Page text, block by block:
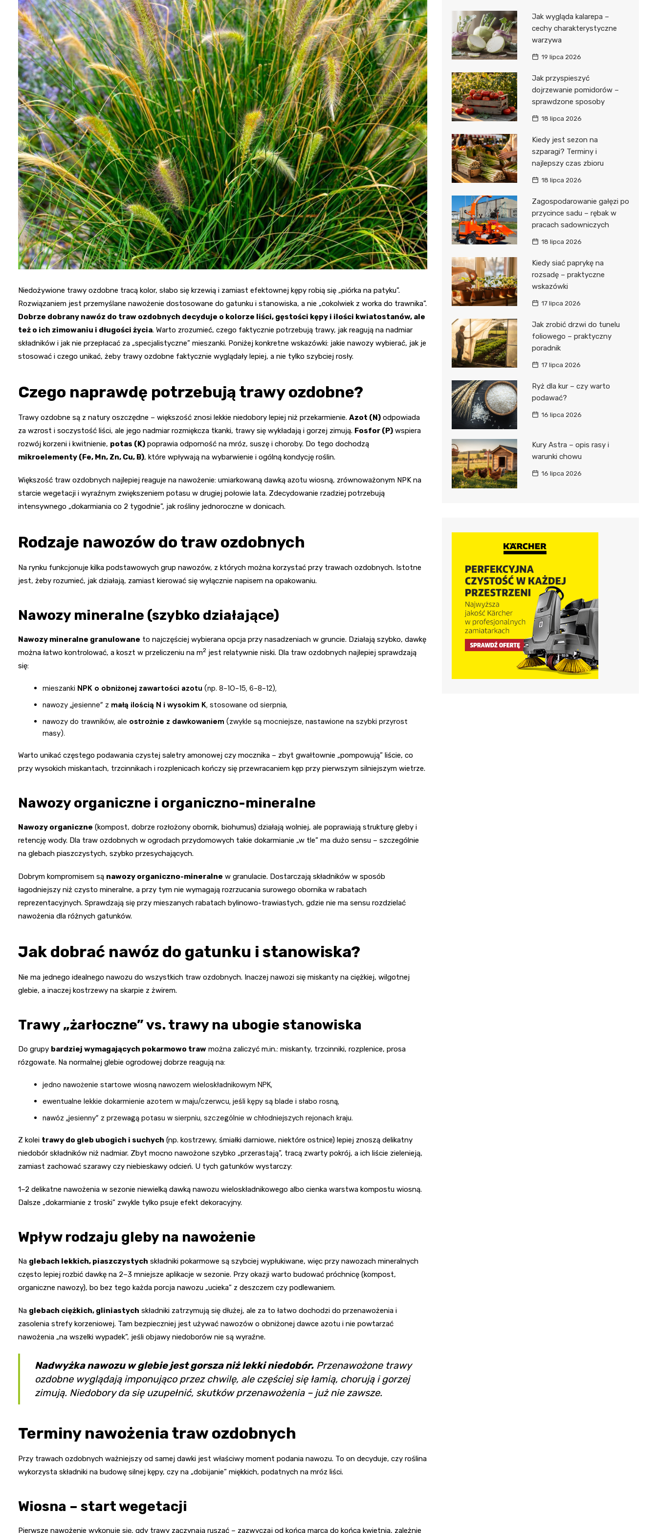
Niedożywione trawy ozdobne tracą kolor, słabo się krzewią i zamiast efektownej kępy robią się „piórka na patyku”.
Rozwiązaniem jest przemyślane nawożenie dostosowane do gatunku i stanowiska, a nie „cokolwiek z worka do trawnika”.
Dobrze dobrany nawóz do traw ozdobnych decyduje o kolorze liści, gęstości kępy i ilości kwiatostanów, ale
też o ich zimowaniu i długości życia. Warto zrozumieć, czego faktycznie potrzebują trawy, jak reagują na nadmiar
składników i jak nie przepłacać za „specjalistyczne” mieszanki. Poniżej konkretne wskazówki: jakie nawozy wybierać, jak je
stosować i czego unikać, żeby trawy ozdobne faktycznie wyglądały lepiej, a nie tylko szybciej rosły.
Czego naprawdę potrzebują trawy ozdobne?
Trawy ozdobne są z natury oszczędne – większość znosi lekkie niedobory lepiej niż przekarmienie. Azot (N) odpowiada
za wzrost i soczystość liści, ale jego nadmiar rozmiękcza tkanki, trawy się wykładają i gorzej zimują. Fosfor (P) wspiera
rozwój korzeni i kwitnienie, potas (K) poprawia odporność na mróz, suszę i choroby. Do tego dochodzą
mikroelementy (Fe, Mn, Zn, Cu, B), które wpływają na wybarwienie i ogólną kondycję roślin.
Większość traw ozdobnych najlepiej reaguje na nawożenie: umiarkowaną dawką azotu wiosną, zrównoważonym NPK na
starcie wegetacji i wyraźnym zwiększeniem potasu w drugiej połowie lata. Zdecydowanie rzadziej potrzebują
intensywnego „dokarmiania co 2 tygodnie”, jak rośliny jednoroczne w donicach.
Rodzaje nawozów do traw ozdobnych
Na rynku funkcjonuje kilka podstawowych grup nawozów, z których można korzystać przy trawach ozdobnych. Istotne
jest, żeby rozumieć, jak działają, zamiast kierować się wyłącznie napisem na opakowaniu.
Nawozy mineralne (szybko działające)
Nawozy mineralne granulowane to najczęściej wybierana opcja przy nasadzeniach w gruncie. Działają szybko, dawkę
można łatwo kontrolować, a koszt w przeliczeniu na m2 jest relatywnie niski. Dla traw ozdobnych najlepiej sprawdzają
się:
mieszanki NPK o obniżonej zawartości azotu (np. 8-10-15, 6-8-12),
nawozy „jesienne” z małą ilością N i wysokim K, stosowane od sierpnia,
nawozy do trawników, ale ostrożnie z dawkowaniem (zwykle są mocniejsze, nastawione na szybki przyrost
masy).
Warto unikać częstego podawania czystej saletry amonowej czy mocznika – zbyt gwałtownie „pompowują” liście, co
przy wysokich miskantach, trzcinnikach i rozplenicach kończy się przewracaniem kęp przy pierwszym silniejszym wietrze.
Nawozy organiczne i organiczno-mineralne
Nawozy organiczne (kompost, dobrze rozłożony obornik, biohumus) działają wolniej, ale poprawiają strukturę gleby i
retencję wody. Dla traw ozdobnych w ogrodach przydomowych takie dokarmianie „w tle” ma dużo sensu – szczególnie
na glebach piaszczystych, szybko przesychających.
Dobrym kompromisem są nawozy organiczno-mineralne w granulacie. Dostarczają składników w sposób
łagodniejszy niż czysto mineralne, a przy tym nie wymagają rozrzucania surowego obornika w rabatach
reprezentacyjnych. Sprawdzają się przy mieszanych rabatach bylinowo-trawiastych, gdzie nie ma sensu rozdzielać
nawożenia dla różnych gatunków.
Jak dobrać nawóz do gatunku i stanowiska?
Nie ma jednego idealnego nawozu do wszystkich traw ozdobnych. Inaczej nawozi się miskanty na ciężkiej, wilgotnej
glebie, a inaczej kostrzewy na skarpie z żwirem.
Trawy „żarłoczne” vs. trawy na ubogie stanowiska
Do grupy bardziej wymagających pokarmowo traw można zaliczyć m.in.: miskanty, trzcinniki, rozplenice, prosa
rózgowate. Na normalnej glebie ogrodowej dobrze reagują na:
jedno nawożenie startowe wiosną nawozem wieloskładnikowym NPK,
ewentualne lekkie dokarmienie azotem w maju/czerwcu, jeśli kępy są blade i słabo rosną,
nawóz „jesienny” z przewagą potasu w sierpniu, szczególnie w chłodniejszych rejonach kraju.
Z kolei trawy do gleb ubogich i suchych (np. kostrzewy, śmiałki darniowe, niektóre ostnice) lepiej znoszą delikatny
niedobór składników niż nadmiar. Zbyt mocno nawożone szybko „przerastają”, tracą zwarty pokrój, a ich liście zielenieją,
zamiast zachować szarawy czy niebieskawy odcień. U tych gatunków wystarczy:
1–2 delikatne nawożenia w sezonie niewielką dawką nawozu wieloskładnikowego albo cienka warstwa kompostu wiosną.
Dalsze „dokarmianie z troski” zwykle tylko psuje efekt dekoracyjny.
Wpływ rodzaju gleby na nawożenie
Na glebach lekkich, piaszczystych składniki pokarmowe są szybciej wypłukiwane, więc przy nawozach mineralnych
często lepiej rozbić dawkę na 2–3 mniejsze aplikacje w sezonie. Przy okazji warto budować próchnicę (kompost,
organiczne nawozy), bo bez tego każda porcja nawozu „ucieka” z deszczem czy podlewaniem.
Na glebach ciężkich, gliniastych składniki zatrzymują się dłużej, ale za to łatwo dochodzi do przenawożenia i
zasolenia strefy korzeniowej. Tam bezpieczniej jest używać nawozów o obniżonej dawce azotu i nie powtarzać
nawożenia „na wszelki wypadek”, jeśli objawy niedoborów nie są wyraźne.
Nadwyżka nawozu w glebie jest gorsza niż lekki niedobór. Przenawożone trawy
ozdobne wyglądają imponująco przez chwilę, ale częściej się łamią, chorują i gorzej
zimują. Niedobory da się uzupełnić, skutków przenawożenia – już nie zawsze.
Terminy nawożenia traw ozdobnych
Przy trawach ozdobnych ważniejszy od samej dawki jest właściwy moment podania nawozu. To on decyduje, czy roślina
wykorzysta składniki na budowę silnej kępy, czy na „dobijanie” miękkich, podatnych na mróz liści.
Wiosna – start wegetacji
Pierwsze nawożenie wykonuje się, gdy trawy zaczynają ruszać – zazwyczaj od końca marca do końca kwietnia, zależnie
Jak wygląda kalarepa –
cechy charakterystyczne
warzywa
19 lipca 2026
Jak przyspieszyć
dojrzewanie pomidorów –
sprawdzone sposoby
18 lipca 2026
Kiedy jest sezon na
szparagi? Terminy i
najlepszy czas zbioru
18 lipca 2026
Zagospodarowanie gałęzi po
przycince sadu – rębak w
pracach sadowniczych
18 lipca 2026
Kiedy siać paprykę na
rozsadę – praktyczne
wskazówki
17 lipca 2026
Jak zrobić drzwi do tunelu
foliowego – praktyczny
poradnik
17 lipca 2026
Ryż dla kur – czy warto
podawać?
16 lipca 2026
Kury Astra – opis rasy i
warunki chowu
16 lipca 2026